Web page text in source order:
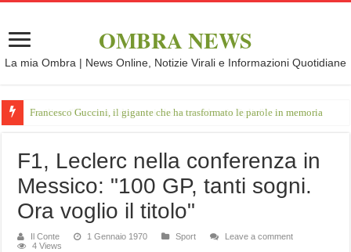
OMBRA NEWS
La mia Ombra | News Online, Notizie Virali e Informazioni Quotidiane
Francesco Guccini, il gigante che ha trasformato le parole in memoria
F1, Leclerc nella conferenza in
Messico: "100 GP, tanti sogni.
Ora voglio il titolo"
Il Conte 1 Gennaio 1970 Sport
Leave a comment
4 Views